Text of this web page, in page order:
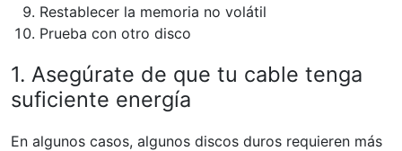
Restablecer la memoria no volátil
Prueba con otro disco
1. Asegúrate de que tu cable tenga
suficiente energía
En algunos casos, algunos discos duros requieren más